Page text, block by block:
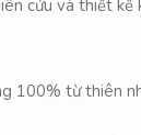
cứu và thiết kế
100% từ thiên